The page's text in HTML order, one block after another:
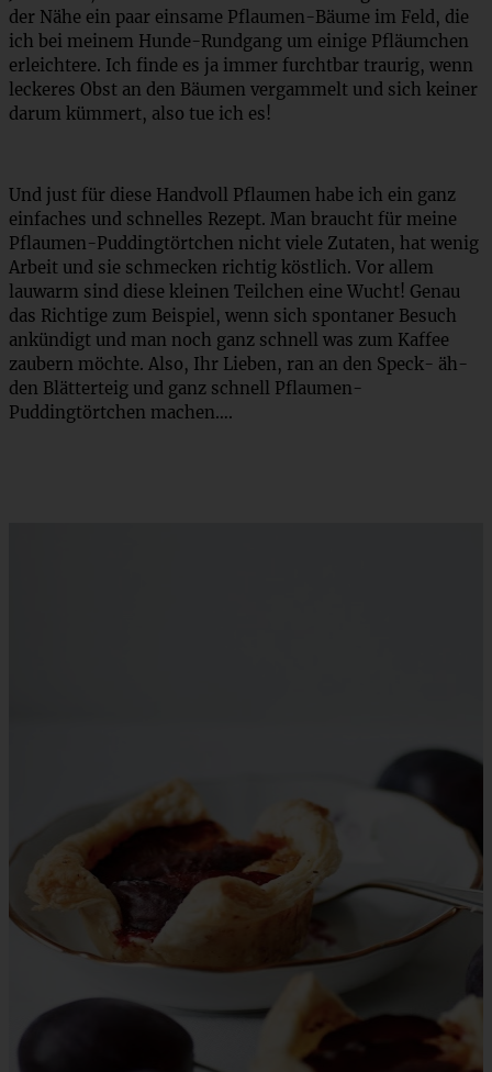
der Nähe ein paar einsame Pflaumen-Bäume im Feld, die
ich bei meinem Hunde-Rundgang um einige Pfläumchen
erleichtere. Ich finde es ja immer furchtbar traurig, wenn
leckeres Obst an den Bäumen vergammelt und sich keiner
darum kümmert, also tue ich es!
Und just für diese Handvoll Pflaumen habe ich ein ganz
einfaches und schnelles Rezept. Man braucht für meine
Pflaumen-Puddingtörtchen nicht viele Zutaten, hat wenig
Arbeit und sie schmecken richtig köstlich. Vor allem
lauwarm sind diese kleinen Teilchen eine Wucht! Genau
das Richtige zum Beispiel, wenn sich spontaner Besuch
ankündigt und man noch ganz schnell was zum Kaffee
zaubern möchte. Also, Ihr Lieben, ran an den Speck- äh-
den Blätterteig und ganz schnell Pflaumen-
Puddingtörtchen machen….